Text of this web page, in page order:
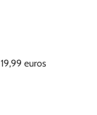
19,99 euros